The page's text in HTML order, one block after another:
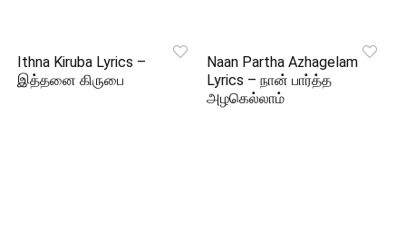
Ithna Kiruba Lyrics –
இத்தனை கிருபை
Naan Partha Azhagelam
Lyrics – நான் பார்த்த
அழகெல்லாம்